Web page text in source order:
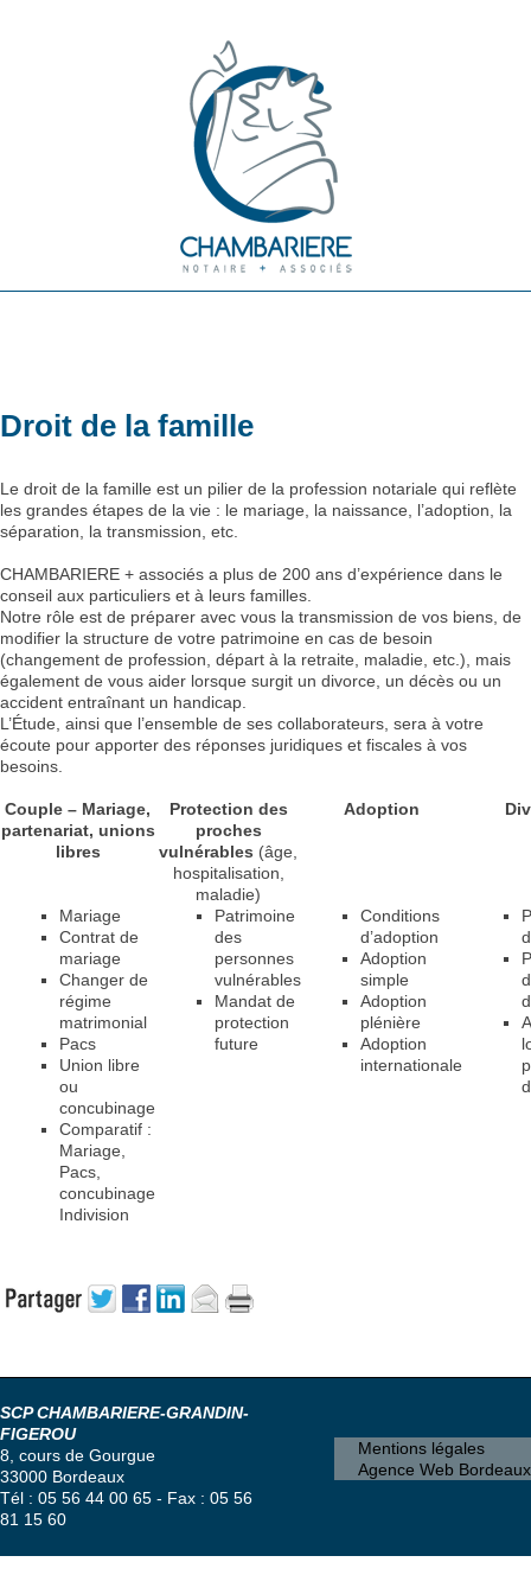
Droit de la famille
Le droit de la famille est un pilier de la profession notariale qui reflète
les grandes étapes de la vie : le mariage, la naissance, l’adoption, la
séparation, la transmission, etc.
CHAMBARIERE + associés a plus de 200 ans d’expérience dans le
conseil aux particuliers et à leurs familles.
Notre rôle est de préparer avec vous la transmission de vos biens, de
modifier la structure de votre patrimoine en cas de besoin
(changement de profession, départ à la retraite, maladie, etc.), mais
également de vous aider lorsque surgit un divorce, un décès ou un
accident entraînant un handicap.
L’Étude, ainsi que l’ensemble de ses collaborateurs, sera à votre
écoute pour apporter des réponses juridiques et fiscales à vos
besoins.
Couple – Mariage,
partenariat, unions
libres
Protection des
proches
vulnérables (âge,
hospitalisation,
maladie)
Adoption
Mariage
Contrat de
mariage
Changer de
régime
matrimonial
Pacs
Union libre
ou
concubinage
Comparatif :
Mariage,
Pacs,
concubinage
Indivision
Patrimoine
des
personnes
vulnérables
Mandat de
protection
future
Conditions
d’adoption
Adoption
simple
Adoption
plénière
Adoption
internationale
SCP CHAMBARIERE-GRANDIN-
FIGEROU
8, cours de Gourgue
33000 Bordeaux
Tél : 05 56 44 00 65 - Fax : 05 56
81 15 60
Mentions légales
Agence Web Bordeaux